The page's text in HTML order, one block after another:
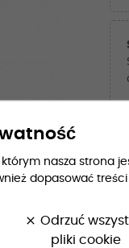
nasza strona
dopasować
clear Odrzuć
pliki cookie